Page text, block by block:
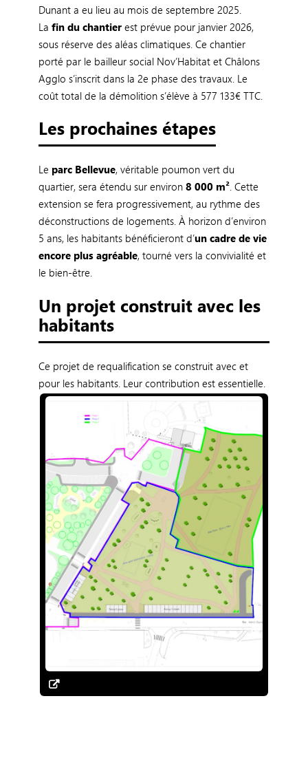
Dunant a eu lieu au mois de septembre 2025.
La fin du chantierest prévue pour janvier 2026,
sous réserve des aléas climatiques. Ce chantier
porté par le bailleur social Nov’Habitat et Châlons
Agglo s’inscrit dans la 2e phase des travaux. Le
coût total de la démolition s’élève à 577 133€ TTC.
Les prochaines étapes
Le parc Bellevue, véritable poumon vert du
quartier, sera étendu sur environ 8 000 m². Cette
extension se fera progressivement, au rythme des
déconstructions de logements. À horizon d’environ
5 ans, les habitants bénéficieront d’un cadre de vie
encore plus agréable, tourné vers la convivialité et
le bien-être.
Un projet construit avec les
habitants
Ce projet de requalification se construit avec et
pour les habitants. Leur contribution est essentielle.